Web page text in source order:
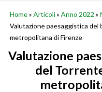
Home» Articoli» Anno 2022 »
Valutazione paesaggistica
metropolitana di Firenze
Valutazione
del